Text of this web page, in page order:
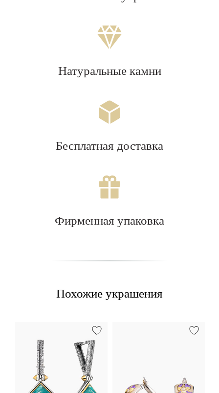
Натуральные камни
Бесплатная доставка
Фирменная упаковка
Похожие украшения